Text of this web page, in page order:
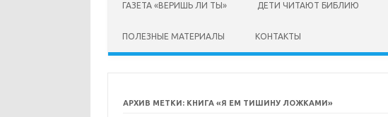
ГАЗЕТА «ВЕРИШЬ ЛИ ТЫ» ДЕТИ ЧИТАЮТ БИБЛИЮ
ПОЛЕЗНЫЕ МАТЕРИАЛЫ КОНТАКТЫ
АРХИВ МЕТКИ: КНИГА «Я ЕМ ТИШИНУ ЛОЖКАМИ»